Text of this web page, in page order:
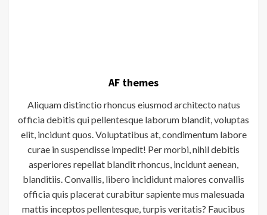
AF themes
Aliquam distinctio rhoncus eiusmod architecto natus
officia debitis qui pellentesque laborum blandit, voluptas
elit, incidunt quos. Voluptatibus at, condimentum labore
curae in suspendisse impedit! Per morbi, nihil debitis
asperiores repellat blandit rhoncus, incidunt aenean,
blanditiis. Convallis, libero incididunt maiores convallis
officia quis placerat curabitur sapiente mus malesuada
mattis inceptos pellentesque, turpis veritatis? Faucibus